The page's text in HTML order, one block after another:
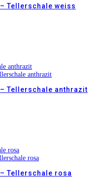
Tellerschale weiss
Tellerschale anthrazit
Tellerschale rosa